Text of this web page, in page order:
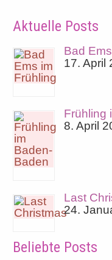
Aktuelle Posts
Bad
17. April
Frühling
8. April
Last
24.
Beliebte Posts